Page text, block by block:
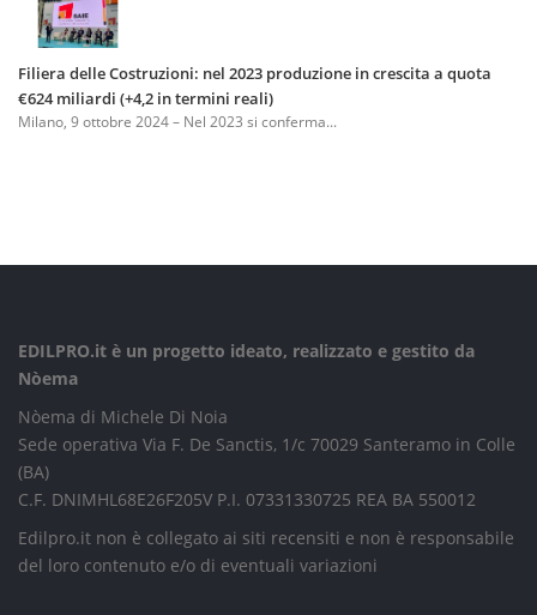
Filiera delle Costruzioni: nel 2023 produzione in crescita a quota
€624 miliardi (+4,2 in termini reali)
Milano, 9 ottobre 2024 – Nel 2023 si conferma...
EDILPRO.it è un progetto ideato, realizzato e gestito da
Nòema
Nòema di Michele Di Noia
Sede operativa Via F. De Sanctis, 1/c 70029 Santeramo in Colle
(BA)
C.F. DNIMHL68E26F205V P.I. 07331330725 REA BA 550012
Edilpro.it non è collegato ai siti recensiti e non è responsabile
del loro contenuto e/o di eventuali variazioni